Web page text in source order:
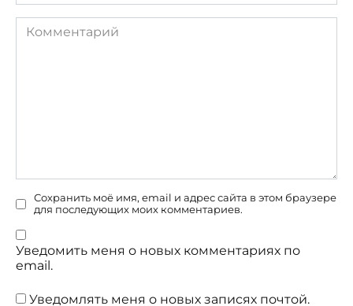
Комментарий
Сохранить моё имя, email и адрес сайта в этом браузере
для последующих моих комментариев.
Уведомить меня о новых комментариях по
email.
Уведомлять меня о новых записях почтой.